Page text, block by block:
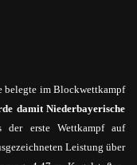
belegte im Blockwettkampf
damit Niederbayerische
erste Wettkampf auf
Leistung über